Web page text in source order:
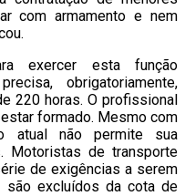
com armamento e nem
exercer esta função
obrigatoriamente,
220 horas. O profissional
formado. Mesmo com
atual não permite sua
Motoristas de transporte
de exigências a serem
são excluídos da cota de